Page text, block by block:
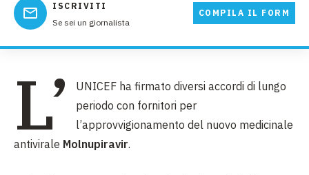
ISCRIVITI
Se sei un giornalista
COMPILA IL FORM
L’
UNICEF ha firmato diversi accordi di lungo
periodo con fornitori per
l’approvvigionamento del nuovo medicinale
antivirale Molnupiravir.